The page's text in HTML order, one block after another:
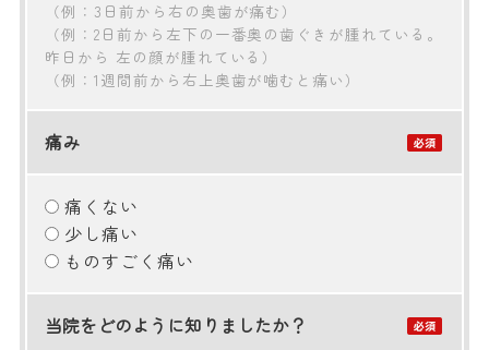
（例：3日前から右の奥歯が痛む）
（例：2日前から左下の一番奥の歯ぐきが腫れている。
昨日から 左の顔が腫れている）
（例：1週間前から右上奥歯が噛むと痛い）
痛み
痛くない
少し痛い
ものすごく痛い
当院をどのように知りましたか？